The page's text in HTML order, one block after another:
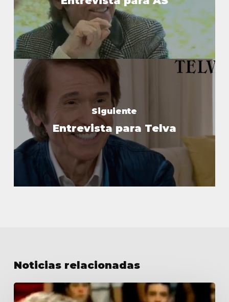
Siguiente
Entrevista para Telva
Noticias relacionadas
Lo